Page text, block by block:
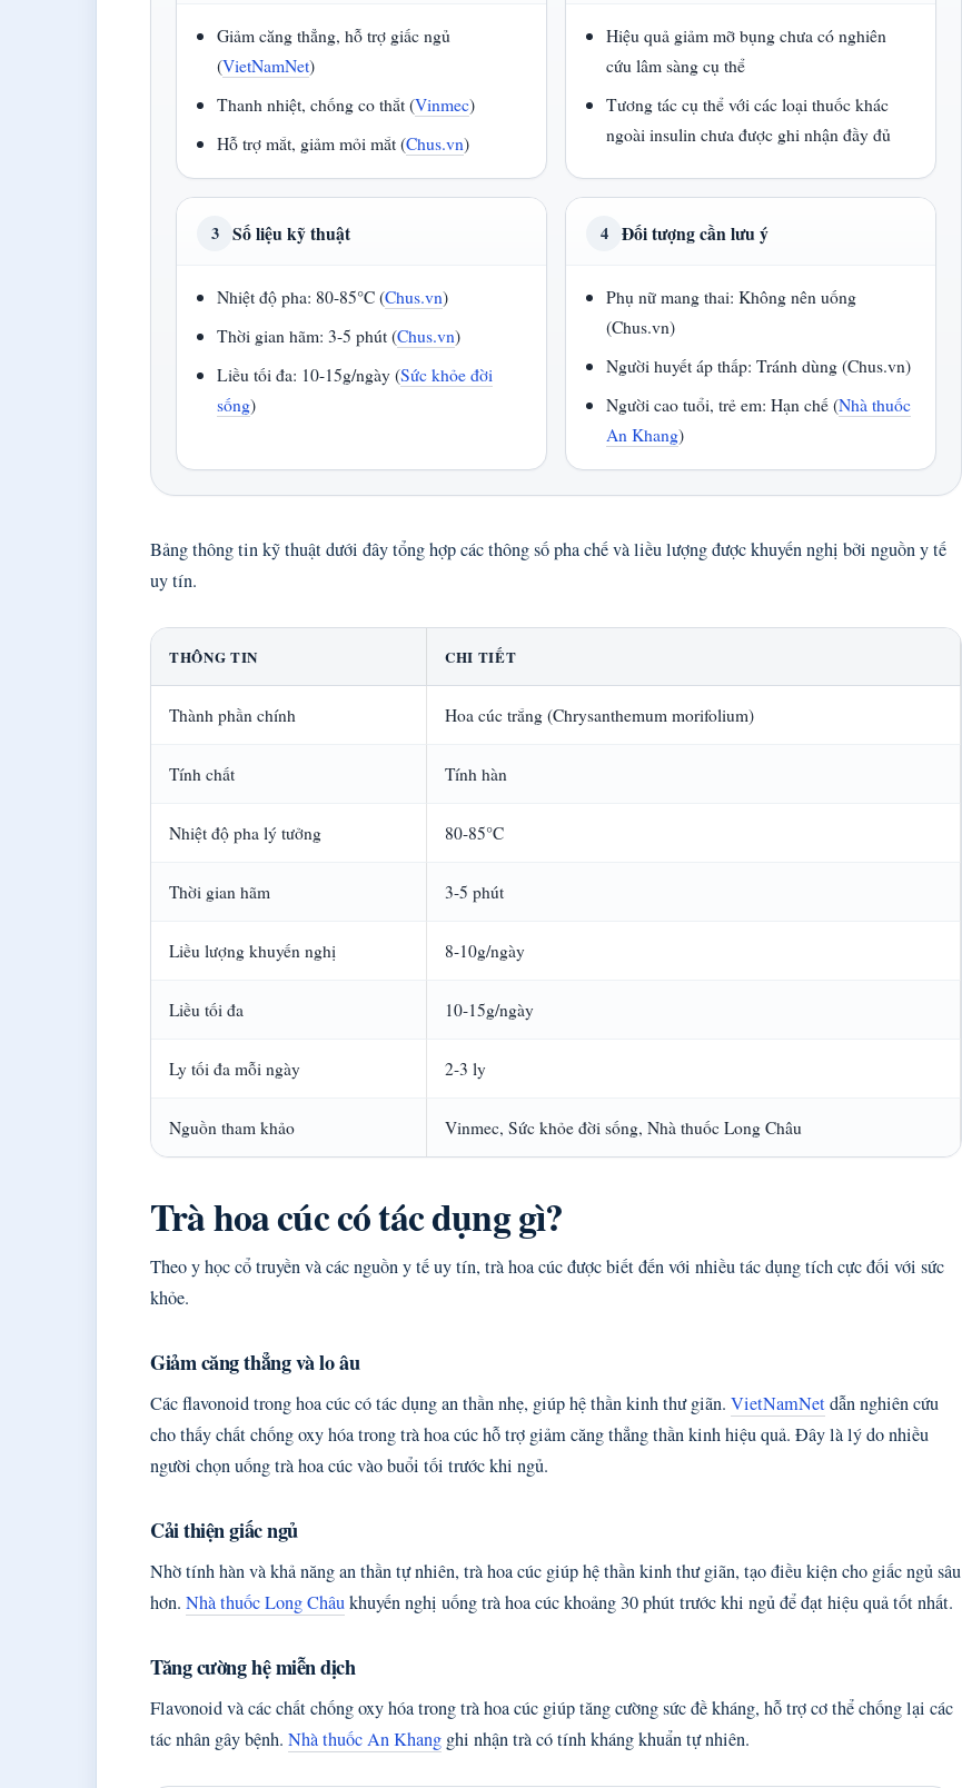
Giảm căng thẳng, hỗ trợ giấc ngủ
(VietNamNet)
Thanh nhiệt, chống co thắt (Vinmec)
Hỗ trợ mắt, giảm mỏi mắt (Chus.vn)
Hiệu quả giảm mỡ bụng chưa có nghiên
cứu lâm sàng cụ thể
Tương tác cụ thể với các loại thuốc khác
ngoài insulin chưa được ghi nhận đầy đủ
3 Số liệu kỹ thuật
Nhiệt độ pha: 80-85°C (Chus.vn)
Thời gian hãm: 3-5 phút (Chus.vn)
Liều tối đa: 10-15g/ngày (Sức khỏe đời
sống)
4 Đối tượng cần lưu ý
Phụ nữ mang thai: Không nên uống
(Chus.vn)
Người huyết áp thấp: Tránh dùng (Chus.vn)
Người cao tuổi, trẻ em: Hạn chế (Nhà thuốc
An Khang)
Bảng thông tin kỹ thuật dưới đây tổng hợp các thông số pha chế và liều lượng được khuyến nghị bởi nguồn y tế
uy tín.
THÔNG TIN CHI TIẾT
Thành phần chính Hoa cúc trắng (Chrysanthemum morifolium)
Tính chất Tính hàn
Nhiệt độ pha lý tưởng 80-85°C
Thời gian hãm 3-5 phút
Liều lượng khuyến nghị 8-10g/ngày
Liều tối đa 10-15g/ngày
Ly tối đa mỗi ngày 2-3 ly
Nguồn tham khảo Vinmec, Sức khỏe đời sống, Nhà thuốc Long Châu
Trà hoa cúc có tác dụng gì?
Theo y học cổ truyền và các nguồn y tế uy tín, trà hoa cúc được biết đến với nhiều tác dụng tích cực đối với sức
khỏe.
Giảm căng thẳng và lo âu
Các flavonoid trong hoa cúc có tác dụng an thần nhẹ, giúp hệ thần kinh thư giãn. VietNamNetdẫn nghiên cứu
cho thấy chất chống oxy hóa trong trà hoa cúc hỗ trợ giảm căng thẳng thần kinh hiệu quả. Đây là lý do nhiều
người chọn uống trà hoa cúc vào buổi tối trước khi ngủ.
Cải thiện giấc ngủ
Nhờ tính hàn và khả năng an thần tự nhiên, trà hoa cúc giúp hệ thần kinh thư giãn, tạo điều kiện cho giấc ngủ sâu
hơn. Nhà thuốc Long Châukhuyến nghị uống trà hoa cúc khoảng 30 phút trước khi ngủ để đạt hiệu quả tốt nhất.
Tăng cường hệ miễn dịch
Flavonoid và các chất chống oxy hóa trong trà hoa cúc giúp tăng cường sức đề kháng, hỗ trợ cơ thể chống lại các
tác nhân gây bệnh. Nhà thuốc An Khang ghi nhận trà có tính kháng khuẩn tự nhiên.